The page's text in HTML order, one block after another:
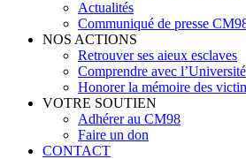
Actualités
Communiqué de presse
NOS ACTIONS
Retrouver ses aieux esclaves
Comprendre avec
Honorer la mémoire des
VOTRE SOUTIEN
Adhérer au CM98
Faire un don
CONTACT